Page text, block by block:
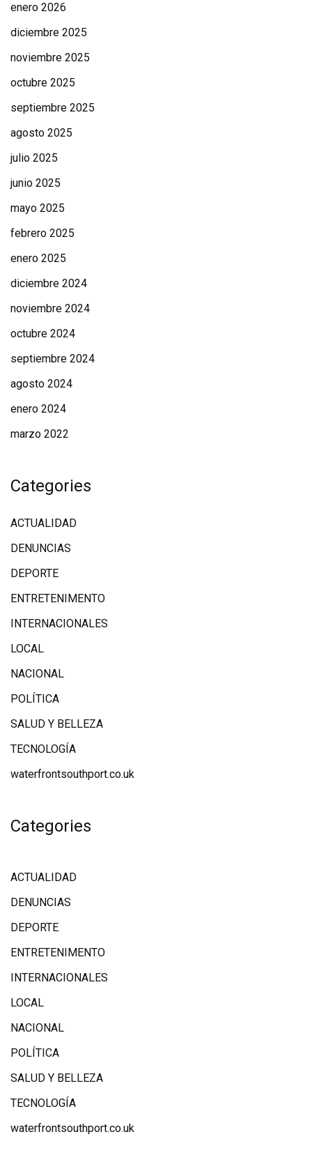
enero 2026
diciembre 2025
noviembre 2025
octubre 2025
septiembre 2025
agosto 2025
julio 2025
junio 2025
mayo 2025
febrero 2025
enero 2025
diciembre 2024
noviembre 2024
octubre 2024
septiembre 2024
agosto 2024
enero 2024
marzo 2022
Categories
ACTUALIDAD
DENUNCIAS
DEPORTE
ENTRETENIMENTO
INTERNACIONALES
LOCAL
NACIONAL
POLÍTICA
SALUD Y BELLEZA
TECNOLOGÍA
waterfrontsouthport.co.uk
Categories
ACTUALIDAD
DENUNCIAS
DEPORTE
ENTRETENIMENTO
INTERNACIONALES
LOCAL
NACIONAL
POLÍTICA
SALUD Y BELLEZA
TECNOLOGÍA
waterfrontsouthport.co.uk